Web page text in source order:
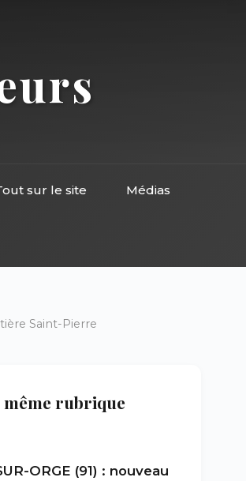
sur le site Médias
Saint-Pierre
même rubrique
ORGE (91) : nouveau